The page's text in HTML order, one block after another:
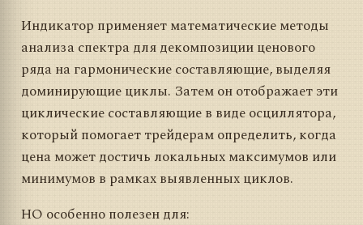
Индикатор применяет математические методы
анализа спектра для декомпозиции ценового
ряда на гармонические составляющие, выделяя
доминирующие циклы. Затем он отображает эти
циклические составляющие в виде осциллятора,
который помогает трейдерам определить, когда
цена может достичь локальных максимумов или
минимумов в рамках выявленных циклов.
HO особенно полезен для: